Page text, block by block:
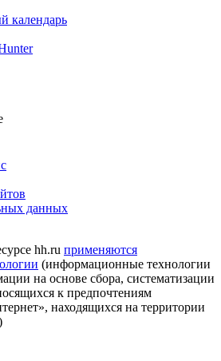
календарь
данных
hh.ru применяются
(информационные технологии
на основе сбора, систематизации
к предпочтениям
находящихся на территории